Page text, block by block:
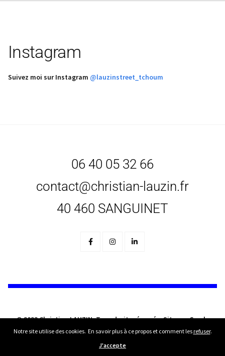
Instagram
Suivez moi sur Instagram @lauzinstreet_tchoum
06 40 05 32 66
contact@christian-lauzin.fr
40 460 SANGUINET
© 2023 Christian LAUZIN. Tous droits réservés. Site parCrock.
Notre site utilise des cookies. En savoir plus à ce propos et comment lesrefuser.
J'accepte